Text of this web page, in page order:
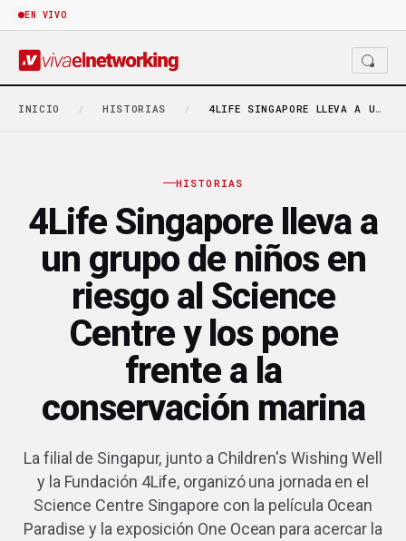
EN VIVO
INICIO / HISTORIAS / 4LIFE SINGAPORE LLEVA A UN GRUPO DE NIÑOS…
HISTORIAS
4Life Singapore lleva a
un grupo de niños en
riesgo al Science
Centre y los pone
frente a la
conservación marina
La filial de Singapur, junto a Children's Wishing Well
y la Fundación 4Life, organizó una jornada en el
Science Centre Singapore con la película Ocean
Paradise y la exposición One Ocean para acercar la